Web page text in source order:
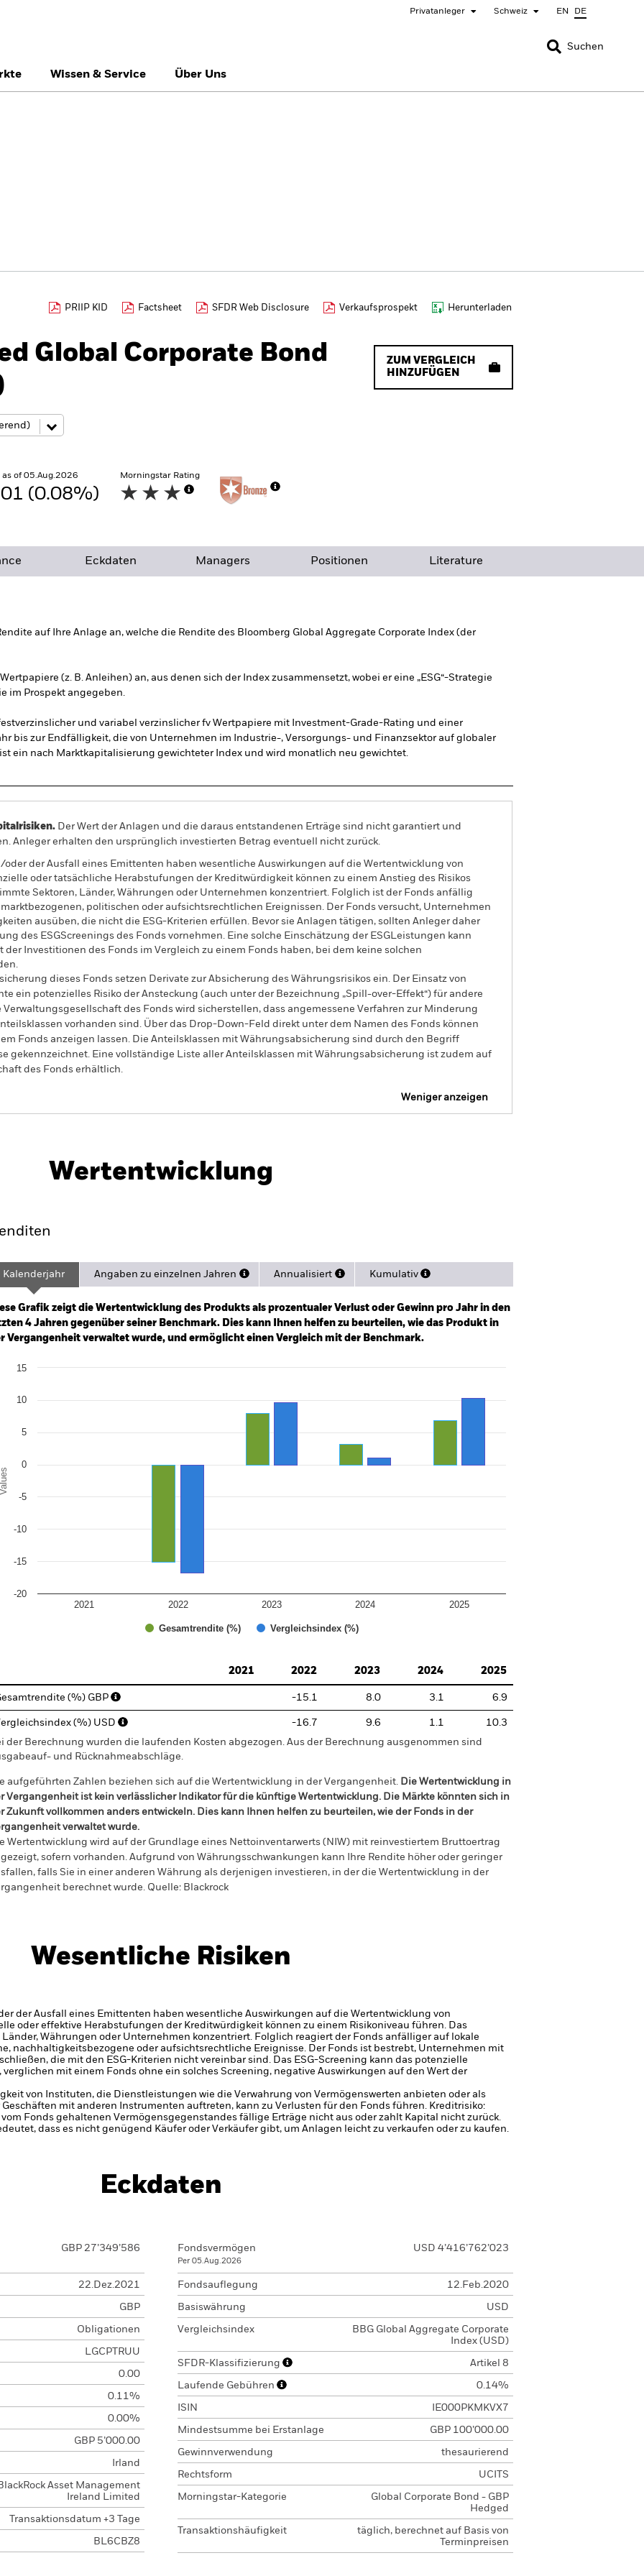
Privatanleger Schweiz EN DE
SCHLIESSEN
SCHLIESSEN
Õsterreich Location not listed
Suchen
Wissen & Service Über Uns
PRIIP KID Factsheet SFDR Web Disclosure Verkaufsprospekt Herunterladen
Global Corporate Bond
ZUM VERGLEICH
HINZUFÜGEN
as of 05.Aug.2026
(0.08%)
Morningstar Rating
Eckdaten Managers Positionen Literature
auf Ihre Anlage an, welche die Rendite des Bloomberg Global Aggregate Corporate Index (der
(z. B. Anleihen) an, aus denen sich der Index zusammensetzt, wobei er eine „ESG“-Strategie
im Prospekt angegeben.
und variabel verzinslicher fv Wertpapiere mit Investment-Grade-Rating und einer
bis zur Endfälligkeit, die von Unternehmen im Industrie-, Versorgungs- und Finanzsektor auf globaler
ein nach Marktkapitalisierung gewichteter Index und wird monatlich neu gewichtet.
Der Wert der Anlagen und die daraus entstandenen Erträge sind nicht garantiert und
Anleger erhalten den ursprünglich investierten Betrag eventuell nicht zurück.
der Ausfall eines Emittenten haben wesentliche Auswirkungen auf die Wertentwicklung von
oder tatsächliche Herabstufungen der Kreditwürdigkeit können zu einem Anstieg des Risikos
Sektoren, Länder, Währungen oder Unternehmen konzentriert. Folglich ist der Fonds anfällig
politischen oder aufsichtsrechtlichen Ereignissen. Der Fonds versucht, Unternehmen
ausüben, die nicht die ESG-Kriterien erfüllen. Bevor sie Anlagen tätigen, sollten Anleger daher
des ESGScreenings des Fonds vornehmen. Eine solche Einschätzung der ESGLeistungen kann
der Investitionen des Fonds im Vergleich zu einem Fonds haben, bei dem keine solchen
dieses Fonds setzen Derivate zur Absicherung des Währungsrisikos ein. Der Einsatz von
ein potenzielles Risiko der Ansteckung (auch unter der Bezeichnung „Spill-over-Effekt“) für andere
des Fonds wird sicherstellen, dass angemessene Verfahren zur Minderung
vorhanden sind. Über das Drop-Down-Feld direkt unter dem Namen des Fonds können
Fonds anzeigen lassen. Die Anteilsklassen mit Währungsabsicherung sind durch den Begriff
gekennzeichnet. Eine vollständige Liste aller Anteilsklassen mit Währungsabsicherung ist zudem auf
des Fonds erhältlich.
Weniger anzeigen
Herunterladen
Wertentwicklung
2021-11-30 00:00:00 to 2026-07-31 00:00:00.
-10 to 20.
Kalenderjahr Angaben zu einzelnen Jahren Annualisiert Kumulativ
Grafik zeigt die Wertentwicklung des Produkts als prozentualer Verlust oder Gewinn pro Jahr in den
4 Jahren gegenüber seiner Benchmark. Dies kann Ihnen helfen zu beurteilen, wie das Produkt in
Vergangenheit verwaltet wurde, und ermöglicht einen Vergleich mit der Benchmark.
chart with 2 data series.
chart has 1 Y axis displaying Values. Range: -20 to 15.
Values
Gesamtrendite (%) Vergleichsindex (%)
2021 2022 2023 2024 2025
-20
-15
-10
-5
0
5
10
15
2021
2022 2023 2024 2025
(%) GBP -15.1 8.0 3.1 6.9
(%) USD -16.7 9.6 1.1
10.3
der Berechnung wurden die laufenden Kosten abgezogen. Aus der Berechnung ausgenommen sind
und Rücknahmeabschläge.
aufgeführten Zahlen beziehen sich auf die Wertentwicklung in der Vergangenheit. Die Wertentwicklung in
Vergangenheit ist kein verlässlicher Indikator für die künftige Wertentwicklung. Die Märkte könnten sich in
Zukunft vollkommen anders entwickeln. Dies kann Ihnen helfen zu beurteilen, wie der Fonds in der
verwaltet wurde.
Wertentwicklung wird auf der Grundlage eines Nettoinventarwerts (NIW) mit reinvestiertem Bruttoertrag
sofern vorhanden. Aufgrund von Währungsschwankungen kann Ihre Rendite höher oder geringer
falls Sie in einer anderen Währung als derjenigen investieren, in der die Wertentwicklung in der
berechnet wurde. Quelle: Blackrock
Wesentliche Risiken
der Ausfall eines Emittenten haben wesentliche Auswirkungen auf die Wertentwicklung von
oder effektive Herabstufungen der Kreditwürdigkeit können zu einem Risikoniveau führen. Das
Währungen oder Unternehmen konzentriert. Folglich reagiert der Fonds anfälliger auf lokale
nachhaltigkeitsbezogene oder aufsichtsrechtliche Ereignisse. Der Fonds ist bestrebt, Unternehmen mit
die mit den ESG-Kriterien nicht vereinbar sind. Das ESG-Screening kann das potenzielle
mit einem Fonds ohne ein solches Screening, negative Auswirkungen auf den Wert der
von Instituten, die Dienstleistungen wie die Verwahrung von Vermögenswerten anbieten oder als
mit anderen Instrumenten auftreten, kann zu Verlusten für den Fonds führen. Kreditrisiko:
Fonds gehaltenen Vermögensgegenstandes fällige Erträge nicht aus oder zahlt Kapital nicht zurück.
dass es nicht genügend Käufer oder Verkäufer gibt, um Anlagen leicht zu verkaufen oder zu kaufen.
Eckdaten
GBP 27’349’586
22.Dez.2021
GBP
Obligationen
LGCPTRUU
0.00
0.11%
0.00%
GBP 5’000.00
Irland
Asset Management
Ireland Limited
Transaktionsdatum +3 Tage
BL6CBZ8
Fondsvermögen
Per 05.Aug.2026
USD 4’416’762’023
Fondsauflegung 12.Feb.2020
Basiswährung USD
Vergleichsindex
BBG Global Aggregate Corporate
Index (USD)
SFDR-Klassifizierung Artikel 8
Laufende Gebühren 0.14%
ISIN IE000PKMKVX7
Mindestsumme bei Erstanlage GBP 100’000.00
Gewinnverwendung thesaurierend
Rechtsform UCITS
Morningstar-Kategorie
Global Corporate Bond - GBP
Hedged
Transaktionshäufigkeit
täglich, berechnet auf Basis von
Terminpreisen